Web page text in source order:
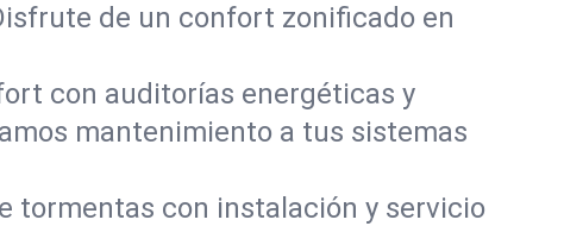
de un confort zonificado en
con auditorías energéticas y
mantenimiento a tus sistemas
tormentas con instalación y servicio